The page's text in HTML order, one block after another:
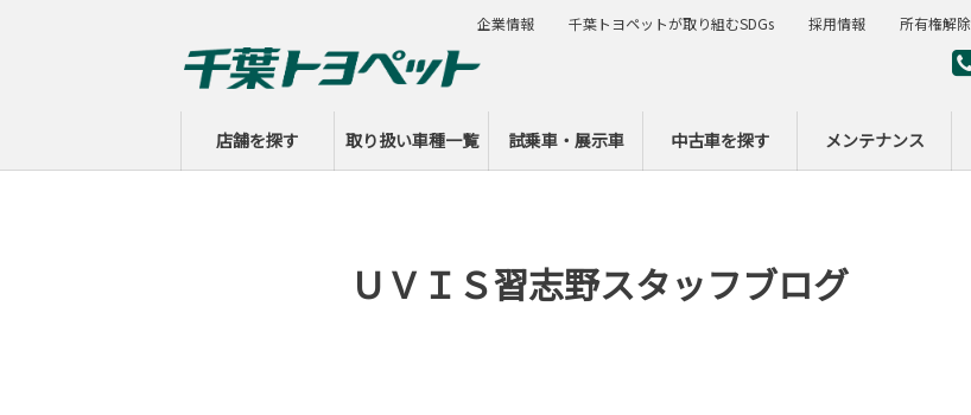
店舗を探す 取り扱い車種一覧 試乗車・展示車 中古車を探す メンテナンス
企業情報 千葉トヨペットが取り組むSDGs 採用情報 所有権解除
ＵＶＩＳ習志野スタッフブログ